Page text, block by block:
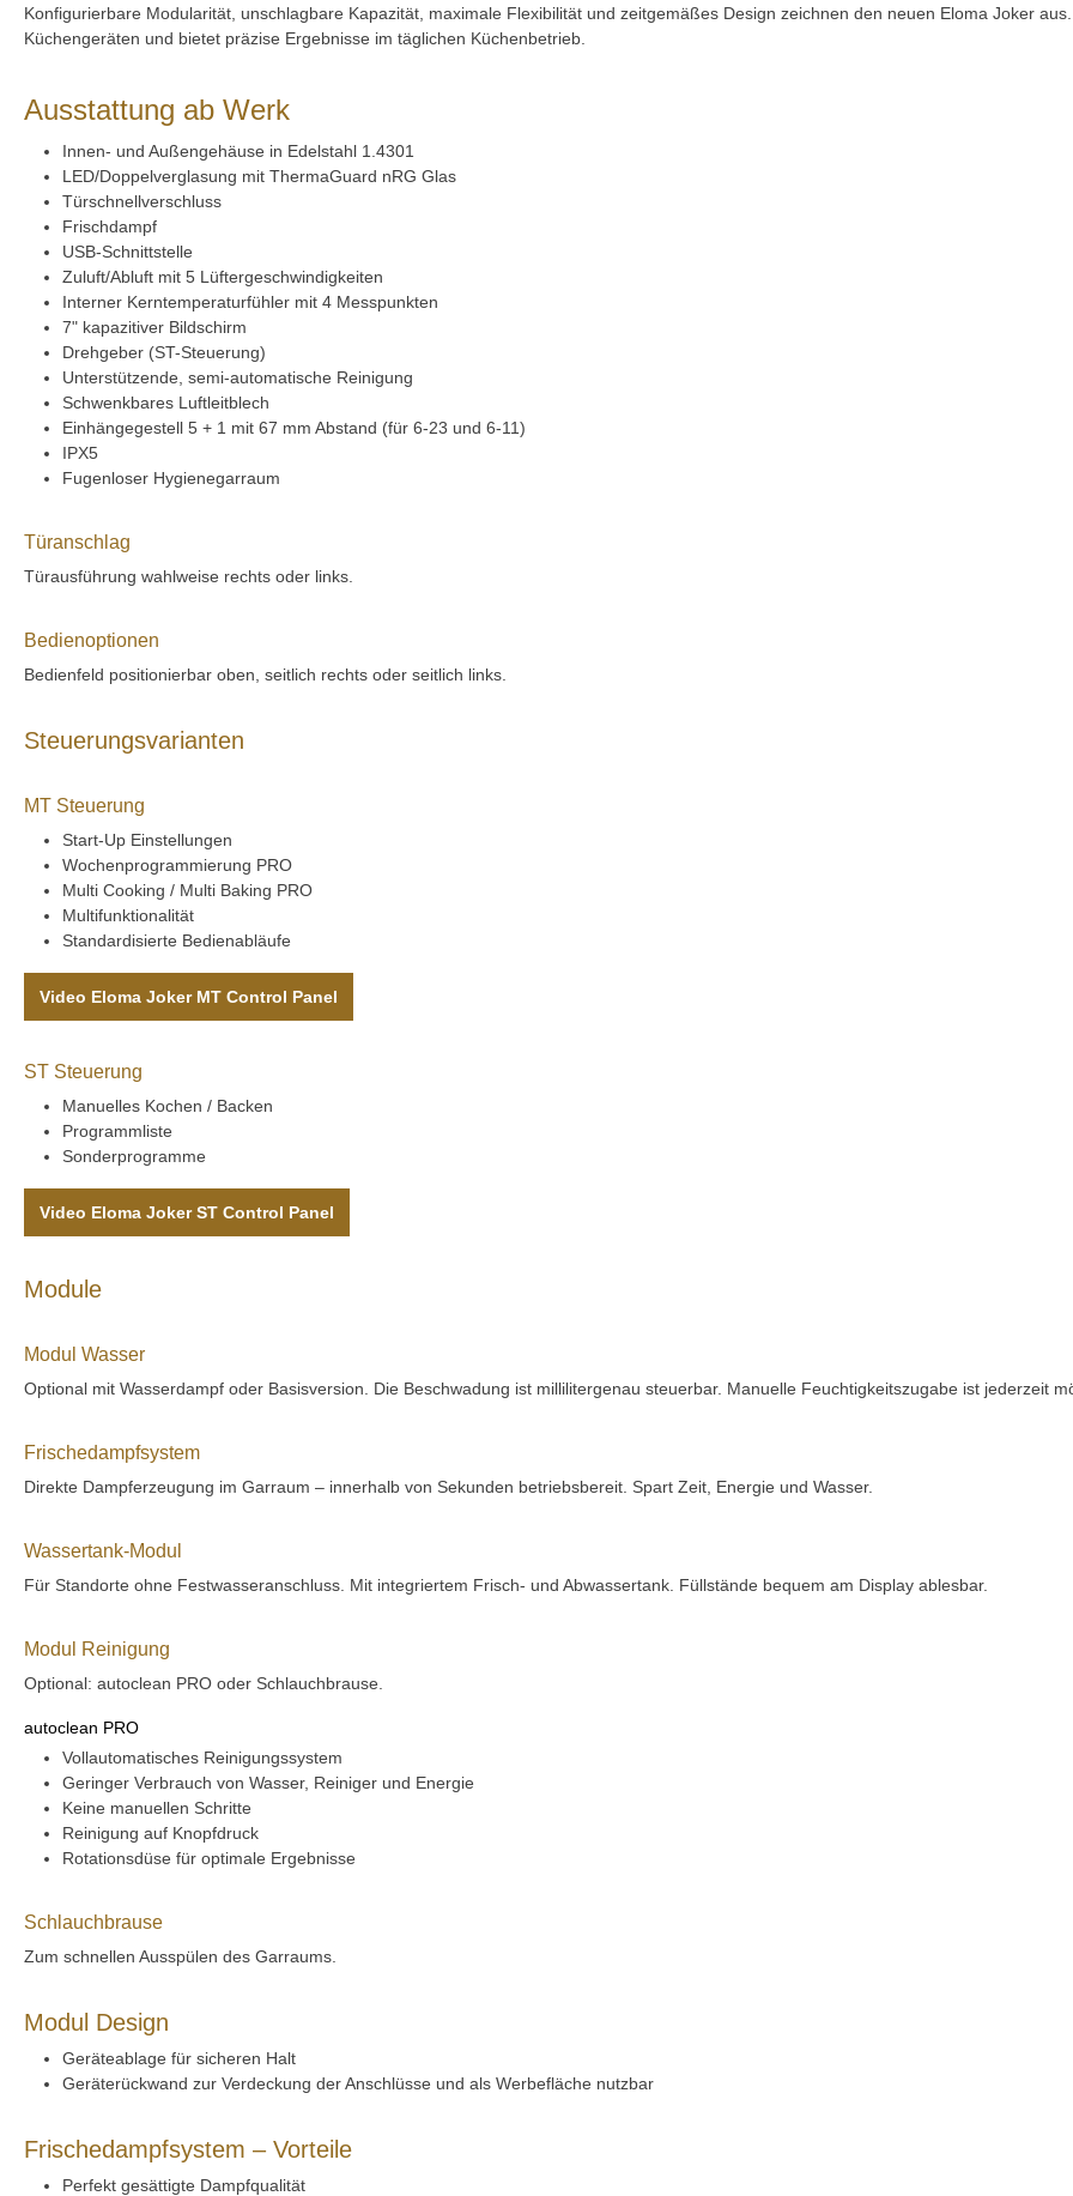
Konfigurierbare Modularität, unschlagbare Kapazität, maximale Flexibilität und zeitgemäßes Design zeichnen den neuen Eloma Joker
Küchengeräten und bietet präzise Ergebnisse im täglichen Küchenbetrieb.
Ausstattung ab Werk
Innen- und Außengehäuse in Edelstahl 1.4301
LED/Doppelverglasung mit ThermaGuard nRG Glas
Türschnellverschluss
Frischdampf
USB-Schnittstelle
Zuluft/Abluft mit 5 Lüftergeschwindigkeiten
Interner Kerntemperaturfühler mit 4 Messpunkten
7" kapazitiver Bildschirm
Drehgeber (ST-Steuerung)
Unterstützende, semi-automatische Reinigung
Schwenkbares Luftleitblech
Einhängegestell 5 + 1 mit 67 mm Abstand (für 6-23 und 6-11)
IPX5
Fugenloser Hygienegarraum
Türanschlag
Türausführung wahlweise rechts oder links.
Bedienoptionen
Bedienfeld positionierbar oben, seitlich rechts oder seitlich links.
Steuerungsvarianten
MT Steuerung
Start-Up Einstellungen
Wochenprogrammierung PRO
Multi Cooking / Multi Baking PRO
Multifunktionalität
Standardisierte Bedienabläufe
Video Eloma Joker MT Control Panel
ST Steuerung
Manuelles Kochen / Backen
Programmliste
Sonderprogramme
Video Eloma Joker ST Control Panel
Module
Modul Wasser
Optional mit Wasserdampf oder Basisversion. Die Beschwadung ist millilitergenau steuerbar. Manuelle Feuchtigkeitszugabe ist jederzeit
Frischedampfsystem
Direkte Dampferzeugung im Garraum – innerhalb von Sekunden betriebsbereit. Spart Zeit, Energie und Wasser.
Wassertank-Modul
Für Standorte ohne Festwasseranschluss. Mit integriertem Frisch- und Abwassertank. Füllstände bequem am Display ablesbar.
Modul Reinigung
Optional: autoclean PRO oder Schlauchbrause.
autoclean PRO
Vollautomatisches Reinigungssystem
Geringer Verbrauch von Wasser, Reiniger und Energie
Keine manuellen Schritte
Reinigung auf Knopfdruck
Rotationsdüse für optimale Ergebnisse
Schlauchbrause
Zum schnellen Ausspülen des Garraums.
Modul Design
Geräteablage für sicheren Halt
Geräterückwand zur Verdeckung der Anschlüsse und als Werbefläche nutzbar
Frischedampfsystem – Vorteile
Perfekt gesättigte Dampfqualität